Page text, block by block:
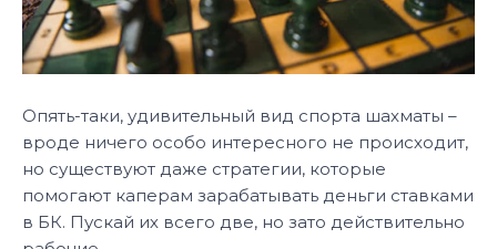
Опять-таки, удивительный вид спорта шахматы –
вроде ничего особо интересного не происходит,
но существуют даже стратегии, которые
помогают каперам зарабатывать деньги ставками
в БК. Пускай их всего две, но зато действительно